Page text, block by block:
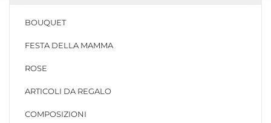
BOUQUET
FESTA DELLA MAMMA
ROSE
ARTICOLI DA REGALO
COMPOSIZIONI